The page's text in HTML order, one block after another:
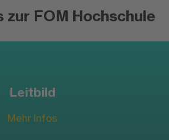
FOM Hochschule
Leitbild
Mehr Infos